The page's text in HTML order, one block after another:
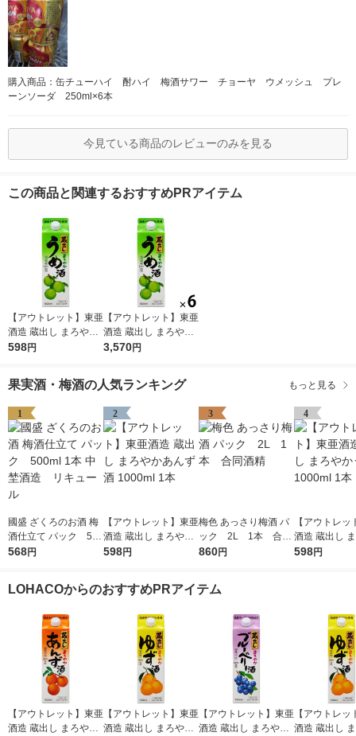
購入商品：缶チューハイ 酎ハイ 梅酒サワー チョーヤ ウメッシュ プレ
ーンソーダ 250ml×6本
今見ている商品のレビューのみを見る
この商品と関連するおすすめPRアイテム
【アウトレット】東亜
酒造 蔵出し まろやか
うめ酒 1000ml 1本
598円
【アウトレット】東亜
酒造 蔵出し まろやか
うめ酒 1000ml 1セッ
3,570円
果実酒・梅酒の人気ランキング もっと見る
1
國盛 ざくろのお酒 梅
酒仕立て パック 500
ml 1本 中埜酒造 リ
568円
2
【アウトレット】東亜
酒造 蔵出し まろやか
あんず酒 1000ml 1本
598円
3
梅色 あっさり梅酒 パ
ック 2L 1本 合同
酒精
860円
4
【アウトレッ
酒造 蔵出し
うめ酒
598円
LOHACOからのおすすめPRアイテム
【アウトレット】東亜
酒造 蔵出し まろやか
【アウトレット】東亜
酒造 蔵出し まろやか
【アウトレット】東亜
酒造 蔵出し まろやか
【アウトレッ
酒造 蔵出し